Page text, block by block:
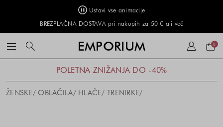
Ustavi vse animacije
BREZPLAČNA DOSTAVA pri nakupih za 50 € ali več
EMPORIUM 0
POLETNA ZNIŽANJA DO -40%
ŽENSKE OBLAČILA HLAČE TRENIRKE